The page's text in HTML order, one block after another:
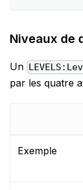
Niveaux de
Un
par les quatre
Exemple